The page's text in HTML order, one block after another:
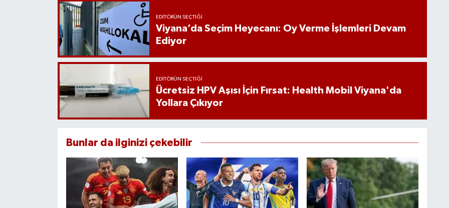
EDITÖRÜN SEÇTIĞI
Viyana’da Seçim Heyecanı: Oy Verme İşlemleri Devam
Ediyor
EDITÖRÜN SEÇTIĞI
Ücretsiz HPV Aşısı İçin Fırsat: Health Mobil Viyana'da
Yollara Çıkıyor
Bunlar da ilginizi çekebilir